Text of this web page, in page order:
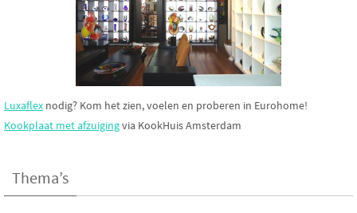
Luxaflex nodig? Kom het zien, voelen en proberen in Eurohome!
Kookplaat met afzuigingvia KookHuis Amsterdam
Thema’s